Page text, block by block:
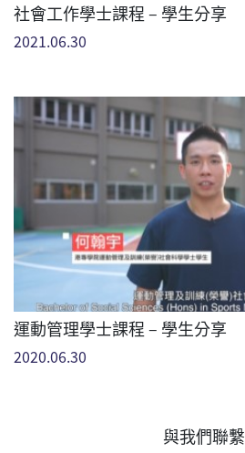
社會工作學士課程 – 學生分享
2021.06.30
運動管理學士課程 – 學生分享
2020.06.30
與我們聯繫